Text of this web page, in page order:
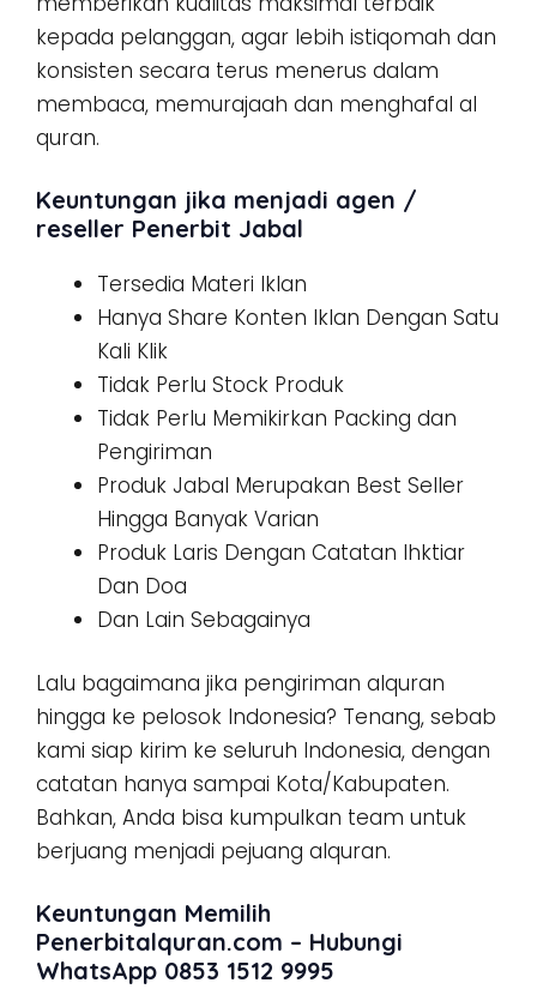
kepada pelanggan, agar lebih istiqomah dan
konsisten secara terus menerus dalam
membaca, memurajaah dan menghafal al
quran.
Keuntungan jika menjadi agen /
reseller Penerbit Jabal
Tersedia Materi Iklan
Hanya Share Konten Iklan Dengan Satu
Kali Klik
Tidak Perlu Stock Produk
Tidak Perlu Memikirkan Packing dan
Pengiriman
Produk Jabal Merupakan Best Seller
Hingga Banyak Varian
Produk Laris Dengan Catatan Ihktiar
Dan Doa
Dan Lain Sebagainya
Lalu bagaimana jika pengiriman alquran
hingga ke pelosok Indonesia? Tenang, sebab
kami siap kirim ke seluruh Indonesia, dengan
catatan hanya sampai Kota/Kabupaten.
Bahkan, Anda bisa kumpulkan team untuk
berjuang menjadi pejuang alquran.
Keuntungan Memilih
Penerbitalquran.com – Hubungi
WhatsApp 0853 1512 9995